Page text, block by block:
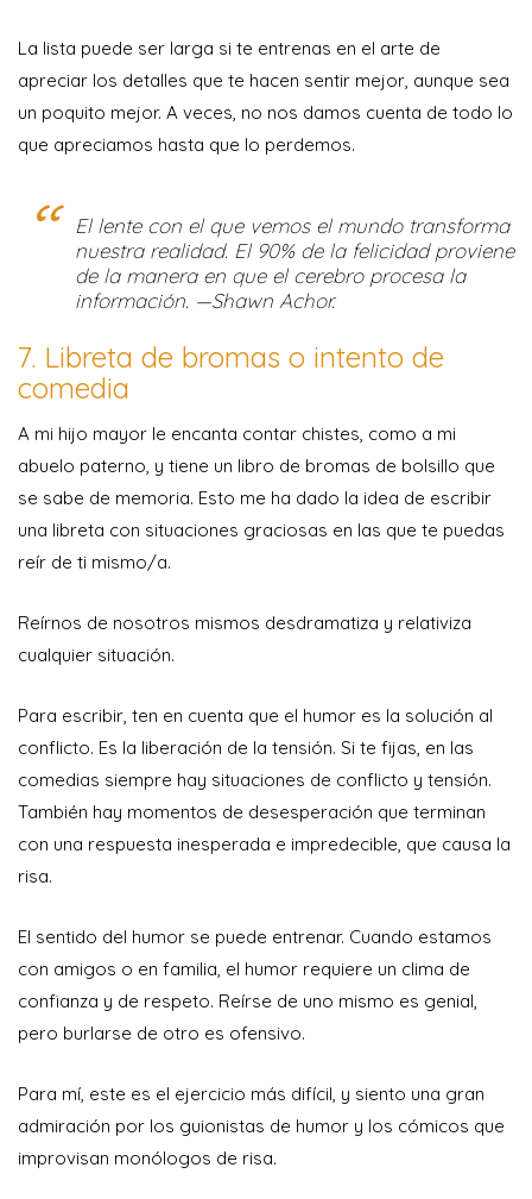
La lista puede ser larga si te entrenas en el arte de
apreciar los detalles que te hacen sentir mejor, aunque sea
un poquito mejor. A veces, no nos damos cuenta de todo lo
que apreciamos hasta que lo perdemos.
El lente con el que vemos el mundo transforma
nuestra realidad. El 90% de la felicidad proviene
de la manera en que el cerebro procesa la
información. —Shawn Achor.
7. Libreta de bromas o intento de
comedia
A mi hijo mayor le encanta contar chistes, como a mi
abuelo paterno, y tiene un libro de bromas de bolsillo que
se sabe de memoria. Esto me ha dado la idea de escribir
una libreta con situaciones graciosas en las que te puedas
reír de ti mismo/a.
Reírnos de nosotros mismos desdramatiza y relativiza
cualquier situación.
Para escribir, ten en cuenta que el humor es la solución al
conflicto. Es la liberación de la tensión. Si te fijas, en las
comedias siempre hay situaciones de conflicto y tensión.
También hay momentos de desesperación que terminan
con una respuesta inesperada e impredecible, que causa la
risa.
El sentido del humor se puede entrenar. Cuando estamos
con amigos o en familia, el humor requiere un clima de
confianza y de respeto. Reírse de uno mismo es genial,
pero burlarse de otro es ofensivo.
Para mí, este es el ejercicio más difícil, y siento una gran
admiración por los guionistas de humor y los cómicos que
improvisan monólogos de risa.